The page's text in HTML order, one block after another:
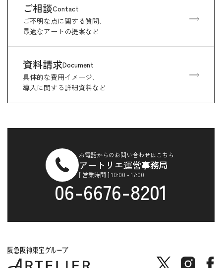
ご相談Contact
ご不明な点に関する質問、
最適なアートの提案など
資料請求Document
具体的な費用イメージ、
導入に関する詳細資料など
お電話からのお問い合わせはこちら
アートリエ運営事務局
[ 営業時間 ] 10:00 - 17:00
06-6676-8201